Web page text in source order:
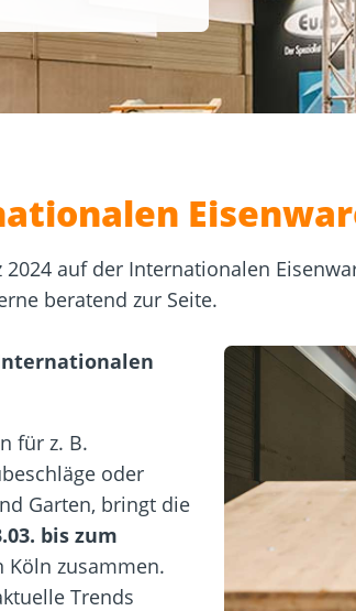
Dach und Fassade
Schraubenfinder
auf der Internationalen
beratend zur Seite.
für z. B.
oder
Garten, bringt die
bis zum
zusammen.
Trends